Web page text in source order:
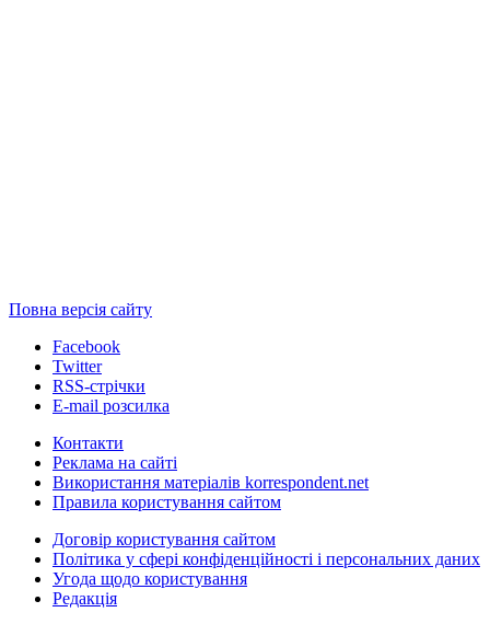
Повна версія сайту
Facebook
Twitter
RSS-стрічки
E-mail розсилка
Контакти
Реклама на сайті
Використання матеріалів korrespondent.net
Правила користування сайтом
Договір користування сайтом
Політика у сфері конфіденційності і персональних даних
Угода щодо користування
Редакція